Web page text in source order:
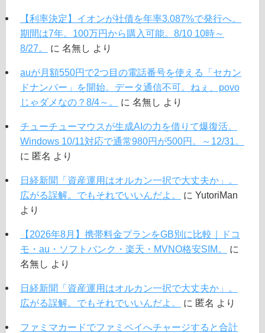
【利率決定】イオンが社債を年率3.087%で発行へ。
期間は7年。100万円から購入可能。8/10 10時～
8/27。
に 名無し より
auが月額550円で2つ目の電話番号を使える「セカン
ドナンバー」を開始。データ通信不可。ねぇ、povo
じゃダメなの？8/4～。
に 名無し より
チューチューマウスが生成AIの力を借りて爆復活。
Windows 10/11対応で通常980円が500円。～12/31。
に 匿名 より
日経新聞「資産運用はオルカン一択で大丈夫か」。
広がる誤解。でもそれでいいんだよ。
に YutoriMan
より
【2026年8月】携帯料金プランをGB別に比較｜ドコ
モ・au・ソフトバンク・楽天・MVNO格安SIM。
に
名無し より
日経新聞「資産運用はオルカン一択で大丈夫か」。
広がる誤解。でもそれでいいんだよ。
に 匿名 より
ファミマカードでファミペイへチャージすると合計